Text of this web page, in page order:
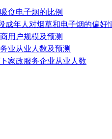
食电子烟的比例
成年人对烟草和电子烟的偏好
用户规模及预测
业从业人数及预测
家政服务企业从业人数